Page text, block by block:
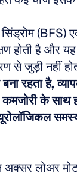
(BFS)
होती है और यह
से जुड़ी नहीं
रहता है,
कमजोरी के साथ
लोअर